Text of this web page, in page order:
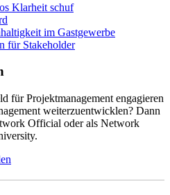
Klarheit schuf
im Gastgewerbe
für Stakeholder
für Projektmanagement engagieren
weiterzuentwicklen? Dann
Official oder als Network